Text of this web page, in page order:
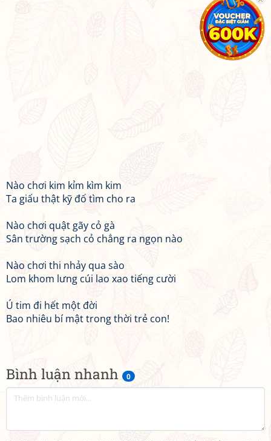
Bình luận nhanh 0
Nào chơi kim kỉm kìm kim
Ta giấu thật kỹ đố tìm cho ra
Nào chơi quật gãy cỏ gà
Sân trường sạch cỏ chẳng ra ngọn nào
Nào chơi thi nhảy qua sào
Lom khom lưng cúi lao xao tiếng cười
Ú tim đi hết một đời
Bao nhiêu bí mật trong thời trẻ con!